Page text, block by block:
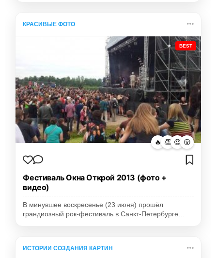
КРАСИВЫЕ ФОТО
BEST
🔥 👏 😍 😮
Фестиваль Окна Открой 2013 (фото +
видео)
В минувшее воскресенье (23 июня) прошёл
грандиозный рок-фестиваль в Санкт-Петербурге…
ИСТОРИИ СОЗДАНИЯ КАРТИН